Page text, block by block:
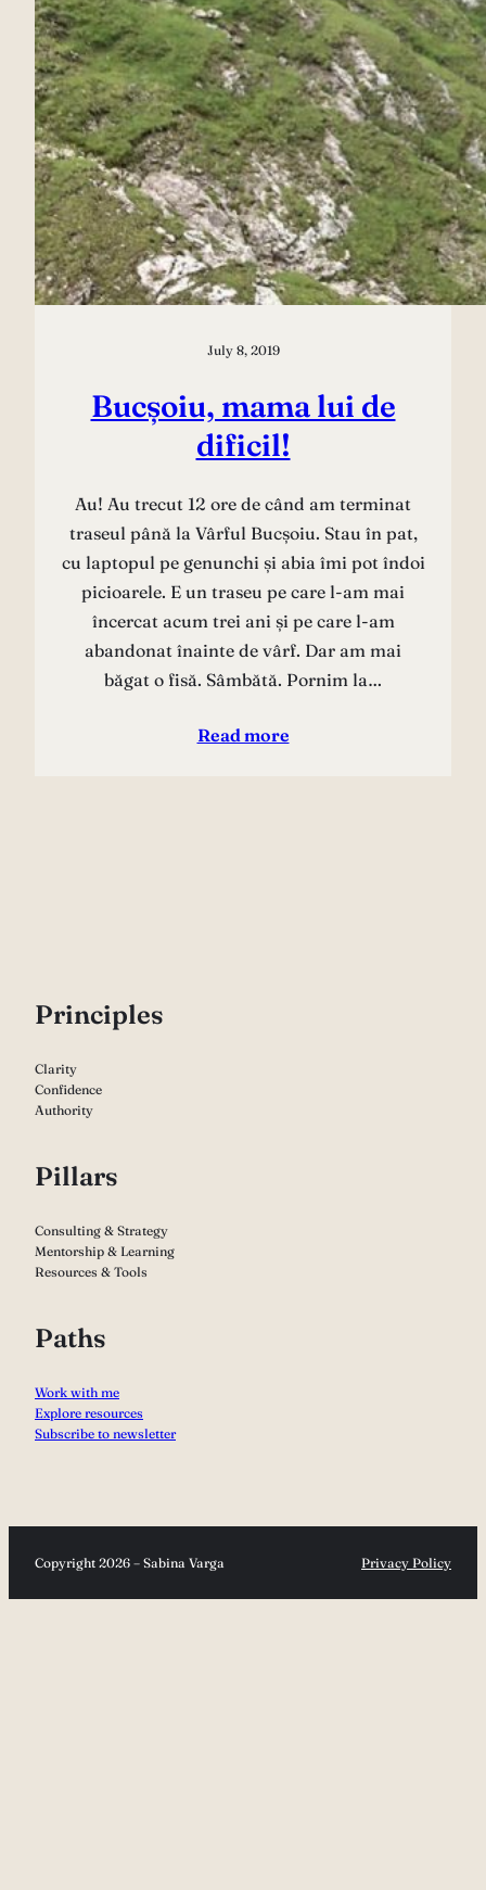
July 8, 2019
Bucșoiu, mama lui de
dificil!
Au! Au trecut 12 ore de când am terminat
traseul până la Vârful Bucșoiu. Stau în pat,
cu laptopul pe genunchi și abia îmi pot îndoi
picioarele. E un traseu pe care l-am mai
încercat acum trei ani și pe care l-am
abandonat înainte de vârf. Dar am mai
băgat o fisă. Sâmbătă. Pornim la…
Read more
Principles
Clarity
Confidence
Authority
Pillars
Consulting & Strategy
Mentorship & Learning
Resources & Tools
Paths
Work with me
Explore resources
Subscribe to newsletter
Copyright 2026 – Sabina Varga Privacy Policy